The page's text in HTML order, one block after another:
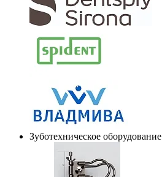
Зуботехническое оборудование